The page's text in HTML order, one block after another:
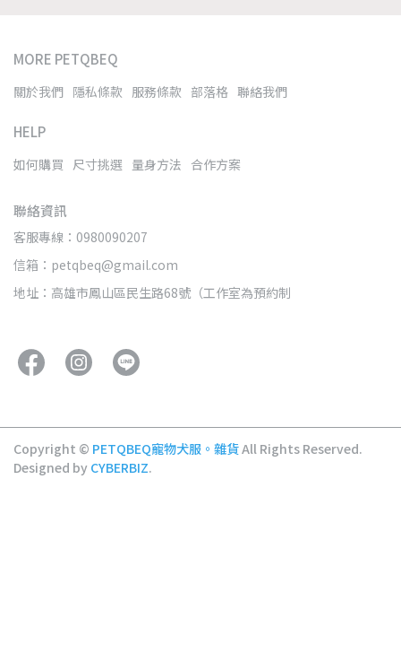
MORE PETQBEQ
關於我們 隱私條款 服務條款 部落格 聯絡我們
HELP
如何購買 尺寸挑選 量身方法 合作方案
聯絡資訊
客服專線：0980090207
信箱：petqbeq@gmail.com
地址：高雄市鳳山區民生路68號（工作室為預約制
Copyright © PETQBEQ寵物犬服。雜貨All Rights Reserved.
Designed by CYBERBIZ.